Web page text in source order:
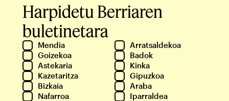
Harpidetu Berriaren
buletinetara
Mendia
Arratsaldekoa
Goizekoa
Badok
Astekaria
Kinka
Kazetaritza
Gipuzkoa
Bizkaia
Araba
Nafarroa
Iparraldea